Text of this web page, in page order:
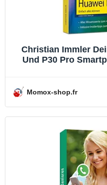
Christian Immler
Und P30 Pro
Momox-shop.fr